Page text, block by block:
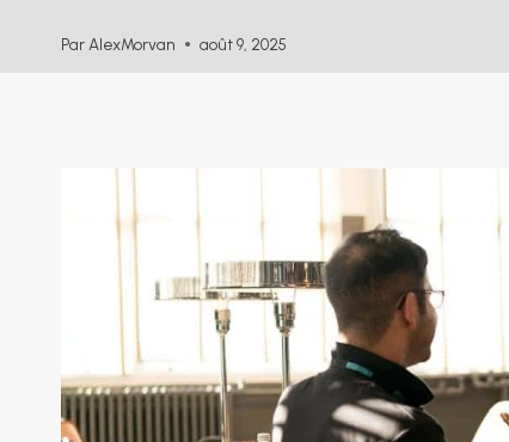
Par AlexMorvan août 9, 2025